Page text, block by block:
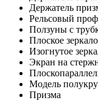
Держатель
Рельсовый
Ползуны с
Плоское зеркало
Изогнутое
Экран на
Модель
Призма